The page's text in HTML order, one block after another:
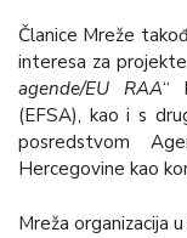
Članice Mreže
interesa za
agende/EU RAA“
(EFSA), kao i s
posredstvom
Hercegovine kao
Mreža organizacija